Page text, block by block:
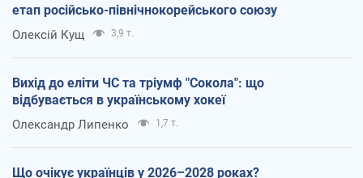
етап російсько-північнокорейського союзу
Олексій Кущ 3,9 т.
Вихід до еліти ЧС та тріумф "Сокола": що
відбувається в українському хокеї
Олександр Липенко 1,7 т.
Що очікує українців у 2026–2028 роках?